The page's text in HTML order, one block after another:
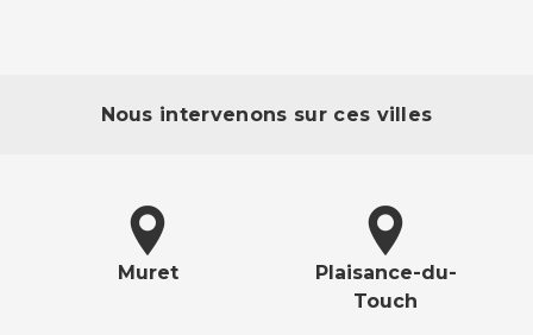
Nous intervenons sur ces villes
Muret
Plaisance-du-
Touch